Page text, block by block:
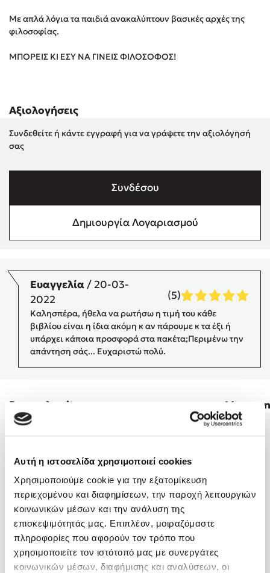
Αυτή η ιστοσελίδα χρησιμοποιεί cookies
Χρησιμοποιούμε cookie για την εξατομίκευση
περιεχομένου και διαφημίσεων, την παροχή λειτουργιών
κοινωνικών μέσων και την ανάλυση της
επισκεψιμότητάς μας. Επιπλέον, μοιραζόμαστε
πληροφορίες που αφορούν τον τρόπο που
χρησιμοποιείτε τον ιστότοπό μας με συνεργάτες
κοινωνικών μέσων, διαφήμισης και αναλύσεων, οι
El Sombrero
Sebastian Fitzek
Lucinda Riley
Mimi Matthews
Benzamin Bécue
Τζένη Κουτσοδημητροπούλου
Δανάη Ιμπραχήμ
Δημοφιλή Άρθρα
Τεστ: Ποιο αστυνομικό βιβλίο σου ταιριάζει για το καλοκαίρι;
3 βιβλία βασισμένα σε αληθινά γεγονότα!
Τι είναι η νευροποικιλότητα; Η Δρ. Δανάη Δεληγεώργη
απαντά!
Συγχαρητήρια, Πέθανες! Μια ξενάγηση στον Άδη της
Εύκολη συνταγή για chicken BBQ pizza από τον Άκη
3 βιβλία που μπορείς να διαβάσεις σε μια μέρα!
Διακοπές με τα παιδιά: Η ανάγκη μας για παύση σε μετωπική
σύγκρουση με τη δική τους για εκτόνωση
Το μυστηριώδες βιβλίο που λίγοι έχουν διαβάσει
Προσεχείς εκδηλώσεις
Με απλά λόγια τα παιδιά ανακαλύπτουν βασικές αρχές της
φιλοσοφίας.
ΜΠΟΡΕΙΣ ΚΙ ΕΣΥ ΝΑ ΓΙΝΕΙΣ ΦΙΛΟΣΟΦΟΣ!
Αξιολογήσεις
Συνδεθείτε ή κάντε εγγραφή για να γράψετε την αξιολόγησή
σας
Συνδέσου
Δημιουργία Λογαριασμού
Ευαγγελία/ 20-03-
2022
(5)
Καλησπέρα, ήθελα να ρωτήσω η τιμή του κάθε
βιβλίου είναι η ίδια ακόμη κ αν πάρουμε κ τα έξι ή
υπάρχει κάποια προσφορά στα πακέτα;Περιμένω την
απάντηση σάς... Ευχαριστώ πολύ.
Duane Armitage